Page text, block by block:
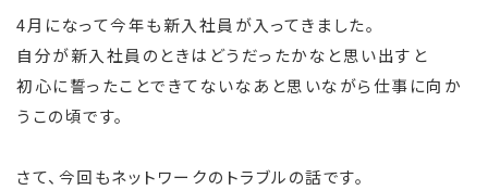
4月になって今年も新入社員が入ってきました。
自分が新入社員のときはどうだったかなと思い出すと
初心に誓ったことできてないなあと思いながら仕事に向か
うこの頃です。
さて、今回もネットワークのトラブルの話です。